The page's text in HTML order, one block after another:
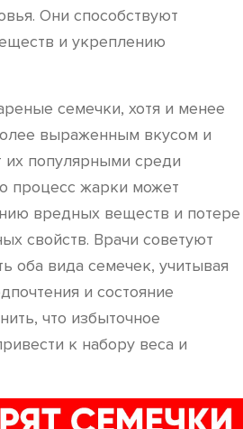
Они способствуют
и укреплению
семечки, хотя и менее
выраженным вкусом и
их популярными среди
процесс жарки может
вредных веществ и потере
свойств. Врачи советуют
оба вида семечек, учитывая
и состояние
что избыточное
к набору веса и